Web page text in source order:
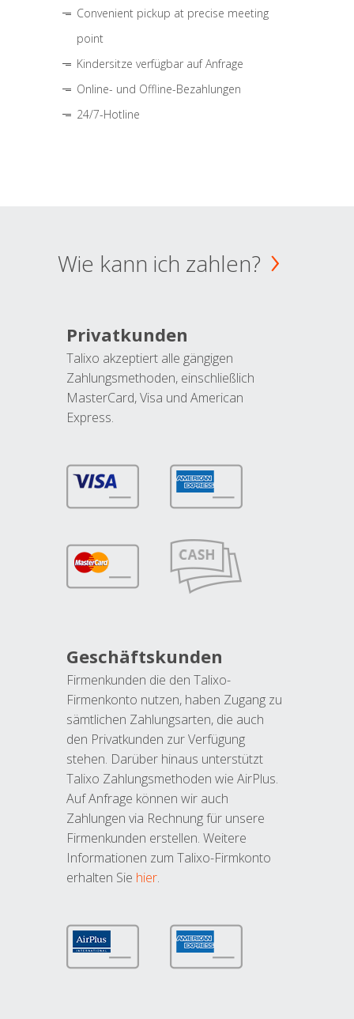
Convenient pickup at precise meeting
point
Kindersitze verfügbar auf Anfrage
Online- und Offline-Bezahlungen
24/7-Hotline
Wie kann ich zahlen?
Privatkunden
Talixo akzeptiert alle gängigen
Zahlungsmethoden, einschließlich
MasterCard, Visa und American
Express.
Geschäftskunden
Firmenkunden die den Talixo-
Firmenkonto nutzen, haben Zugang zu
sämtlichen Zahlungsarten, die auch
den Privatkunden zur Verfügung
stehen. Darüber hinaus unterstützt
Talixo Zahlungsmethoden wie AirPlus.
Auf Anfrage können wir auch
Zahlungen via Rechnung für unsere
Firmenkunden erstellen. Weitere
Informationen zum Talixo-Firmkonto
erhalten Sie hier.